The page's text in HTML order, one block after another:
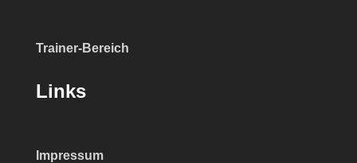
Trainer-Bereich
Links
Impressum